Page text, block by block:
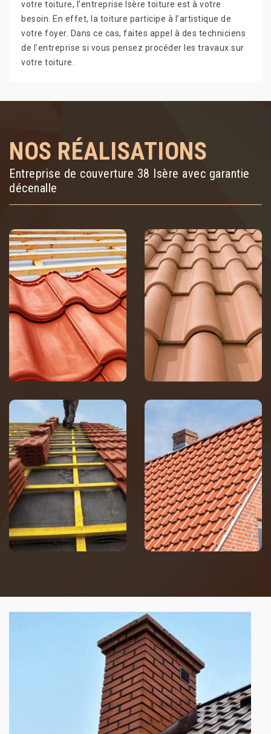
votre toiture, l’entreprise Isère toiture est à votre
besoin. En effet, la toiture participe à l’artistique de
votre foyer. Dans ce cas, faites appel à des techniciens
de l’entreprise si vous pensez procéder les travaux sur
votre toiture.
NOS RÉALISATIONS
Entreprise de couverture 38 Isère avec garantie
décenalle